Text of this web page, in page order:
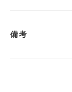
備考